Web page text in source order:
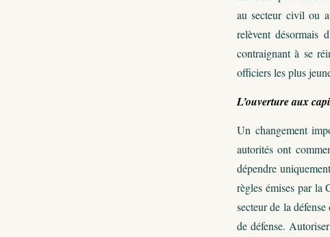
au secteur civil ou
relèvent désormais
contraignant à se
officiers les plus
L’ouverture aux
Un changement
autorités ont
dépendre
règles émises par la
secteur de la
de défense.